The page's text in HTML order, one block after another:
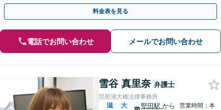
月100名以上の相談実績】【全国対応】
料金表を見る
電話でお問い合わせ メールでお問い合わせ
雪谷 真里奈 弁護士
琵琶湖大橋法律事務所
滋
大
堅田駅から
営業時間：本